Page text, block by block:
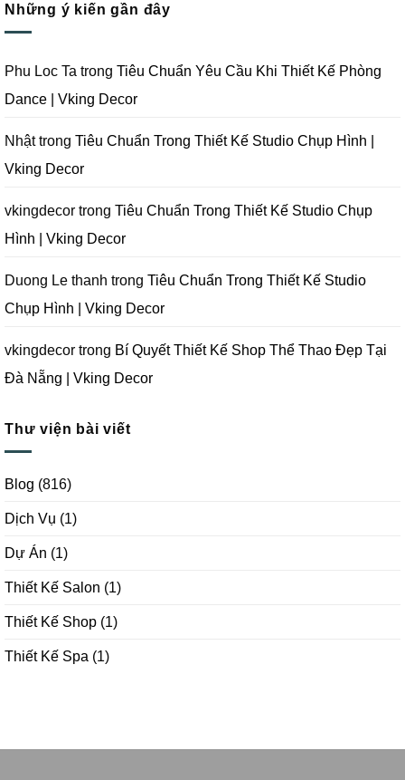
Tại
Đà
Decor
Trọn
Gói
Đà
Nẵng
Vking
Studio
Quay
Nẵng
|
Decor
luận
ở
Tránh
Khi
Kế
Chụp
Ảnh
Đà
Vking
Decor
Những ý kiến gần đây
Phu Loc Ta trong Tiêu Chuẩn Yêu Cầu Khi Thiết Kế Phòng
Dance | Vking Decor
Nhậttrong Tiêu Chuẩn Trong Thiết Kế Studio Chụp Hình |
Vking Decor
vkingdecor trong Tiêu Chuẩn Trong Thiết Kế Studio Chụp
Hình | Vking Decor
Duong Le thanh trong Tiêu Chuẩn Trong Thiết Kế Studio
Chụp Hình | Vking Decor
vkingdecor trong Bí Quyết Thiết Kế Shop Thể Thao Đẹp Tại
Đà Nẵng | Vking Decor
Thư viện bài viết
Blog (816)
Dịch Vụ (1)
Dự Án (1)
Thiết Kế Salon (1)
Thiết Kế Shop (1)
Thiết Kế Spa (1)